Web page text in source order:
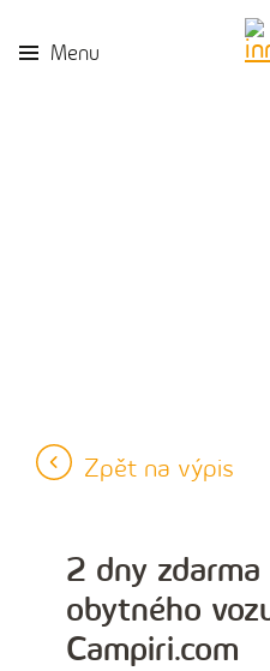
Menu
Zpět na výpis
2 dny
obytného
Campiri.com